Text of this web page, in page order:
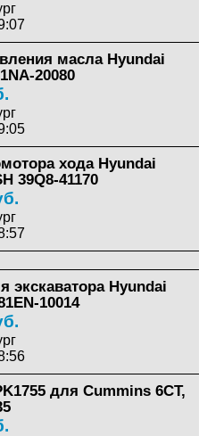
масла Hyundai
20080
хода Hyundai
39Q8-41170
экскаватора Hyundai
10014
для Cummins 6CT,